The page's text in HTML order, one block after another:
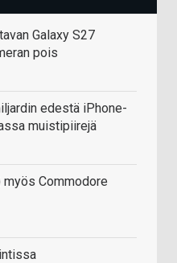
Galaxy S27
pois
edestä iPhone-
muistipiirejä
Commodore